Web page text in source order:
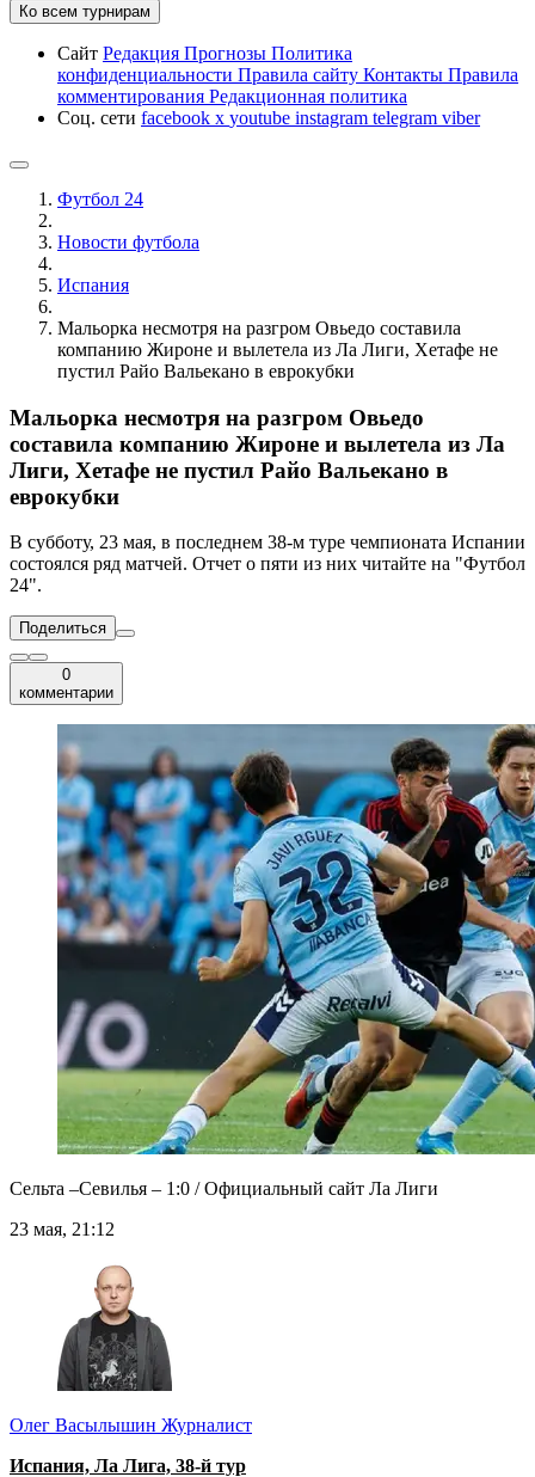
Ко всем турнирам
Сайт Редакция Прогнозы Политика
конфиденциальности Правила сайту Контакты Правила
комментирования Редакционная политика
Соц. сети facebook x youtube instagram telegram viber
Футбол 24
Новости футбола
Испания
Мальорка несмотря на разгром Овьедо составила
компанию Жироне и вылетела из Ла Лиги, Хетафе не
пустил Райо Вальекано в еврокубки
Мальорка несмотря на разгром Овьедо
составила компанию Жироне и вылетела из Ла
Лиги, Хетафе не пустил Райо Вальекано в
еврокубки
В субботу, 23 мая, в последнем 38-м туре чемпионата Испании
состоялся ряд матчей. Отчет о пяти из них читайте на "Футбол
24".
Поделиться
0
комментарии
Сельта –Севилья – 1:0 / Официальный сайт Ла Лиги
23 мая, 21:12
Олег Васылышин Журналист
Испания, Ла Лига, 38-й тур